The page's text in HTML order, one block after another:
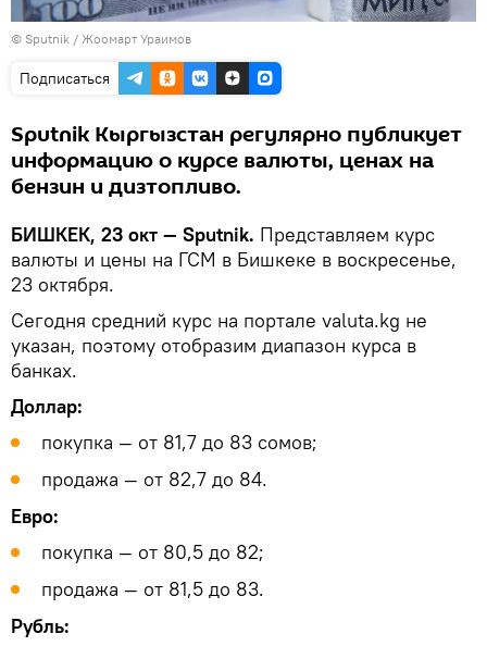
© Sputnik / Жоомарт Ураимов
Подписаться
Sputnik Кыргызстан регулярно публикует
информацию о курсе валюты, ценах на
бензин и дизтопливо.
БИШКЕК, 23 окт — Sputnik. Представляем курс
валюты и цены на ГСМ в Бишкеке в воскресенье,
23 октября.
Сегодня средний курс на портале valuta.kg не
указан, поэтому отобразим диапазон курса в
банках.
Доллар:
покупка — от 81,7 до 83 сомов;
продажа — от 82,7 до 84.
Евро:
покупка — от 80,5 до 82;
продажа — от 81,5 до 83.
Рубль: